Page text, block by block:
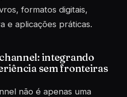
formatos digitais,
e aplicações práticas.
integrando
sem fronteiras
não é apenas uma